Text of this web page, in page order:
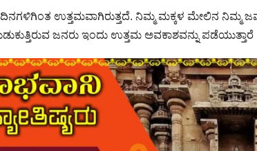
ಉತ್ತಮವಾಗಿರುತ್ತದೆ. ನಿಮ್ಮ ಮಕ್ಕಳ ಮೇಲಿನ ನಿಮ್ಮ
ಜನರು ಇಂದು ಉತ್ತಮ ಅವಕಾಶವನ್ನು ಪಡೆಯುತ್ತಾರೆ